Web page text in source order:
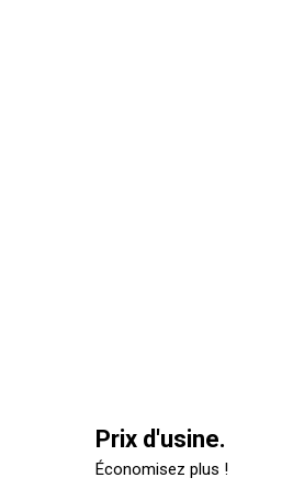
Prix d'usine.
Économisez plus !